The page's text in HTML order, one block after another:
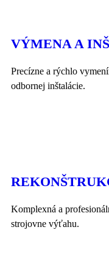
VÝMENA A
Precízne a rýchlo
odbornej inštalácie.
Komplexná a
strojovne výťahu.